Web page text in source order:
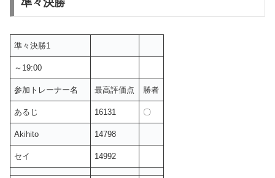
準々決勝
準々決勝1
～19:00
参加トレーナー名 最高評価点 勝者
あるじ 16131 〇
Akihito 14798
セイ 14992